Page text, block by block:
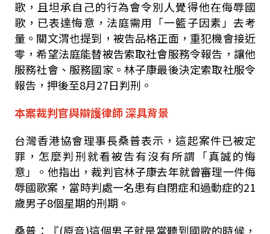
歌，且坦承自己的行為會令別人覺得他在侮辱國
歌，已表達悔意，法庭需用「一籃子因素」去考
量。 關文渭也提到 ，被告品格正面，重犯機會接近
零，希望法庭能替被告索取社會服務令報告，讓他
服務社會、服務國家。 林子康最後決定索取社服令
報告 ，押後至8月27日判刑。
本案裁判官與辯護律師 深具背景
台灣香港協會理事長桑普表示，這起案件已被定
罪，怎麼判刑就看被告有沒有所謂「真誠的悔
意」。他指出， 裁判官林子康去年就曾審理一件侮
辱國歌案，當時判處一名患有自閉症和過動症的21
歲男子8個星期的刑期。
桑普 ：『(原音)這個男子就是當聽到國歌的時候，